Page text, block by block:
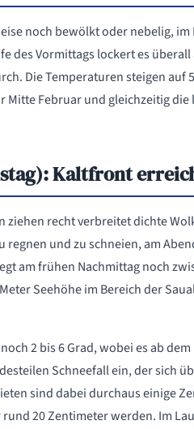
noch bewölkt oder nebelig,
des Vormittags lockert es
Die Temperaturen steigen auf
Februar und gleichzeitig
Kaltfront
ziehen recht verbreitet dichte
regnen und zu schneien, am
am frühen Nachmittag noch
Seehöhe im Bereich der
2 bis 6 Grad, wobei es ab
Schneefall ein, der sich
sind dabei durchaus einige
20 Zentimeter werden. Im